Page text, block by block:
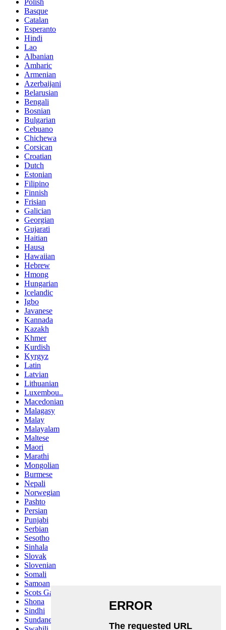
Polish
Basque
Catalan
Esperanto
Hindi
Lao
Albanian
Amharic
Armenian
Azerbaijani
Belarusian
Bengali
Bosnian
Bulgarian
Cebuano
Chichewa
Corsican
Croatian
Dutch
Estonian
Filipino
Finnish
Frisian
Galician
Georgian
Gujarati
Haitian
Hausa
Hawaiian
Hebrew
Hmong
Hungarian
Icelandic
Igbo
Javanese
Kannada
Kazakh
Khmer
Kurdish
Kyrgyz
Latin
Latvian
Lithuanian
Luxembou..
Macedonian
Malagasy
Malay
Malayalam
Maltese
Maori
Marathi
Mongolian
Burmese
Nepali
Norwegian
Pashto
Persian
Punjabi
Serbian
Sesotho
Sinhala
Slovak
Slovenian
Somali
Samoan
Scots Gaelic
Shona
Sindhi
Sundanese